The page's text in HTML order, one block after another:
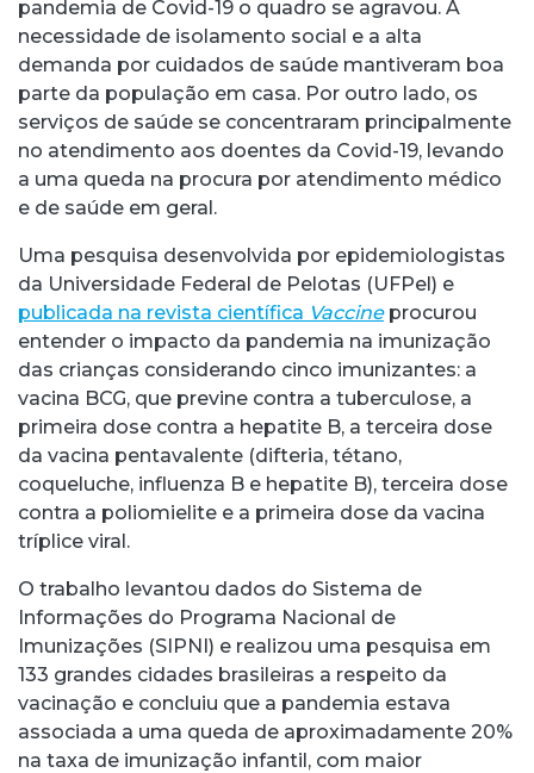
pandemia de Covid-19 o quadro se agravou. A
necessidade de isolamento social e a alta
demanda por cuidados de saúde mantiveram boa
parte da população em casa. Por outro lado, os
serviços de saúde se concentraram principalmente
no atendimento aos doentes da Covid-19, levando
a uma queda na procura por atendimento médico
e de saúde em geral.
Uma pesquisa desenvolvida por epidemiologistas
da Universidade Federal de Pelotas (UFPel) e
publicada na revista científica Vaccineprocurou
entender o impacto da pandemia na imunização
das crianças considerando cinco imunizantes: a
vacina BCG, que previne contra a tuberculose, a
primeira dose contra a hepatite B, a terceira dose
da vacina pentavalente (difteria, tétano,
coqueluche, influenza B e hepatite B), terceira dose
contra a poliomielite e a primeira dose da vacina
tríplice viral.
O trabalho levantou dados do Sistema de
Informações do Programa Nacional de
Imunizações (SIPNI) e realizou uma pesquisa em
133 grandes cidades brasileiras a respeito da
vacinação e concluiu que a pandemia estava
associada a uma queda de aproximadamente 20%
na taxa de imunização infantil, com maior